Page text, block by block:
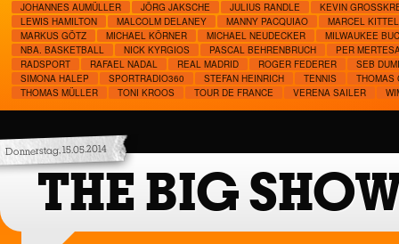
JOHANNES AUMÜLLER
JÖRG JAKSCHE JULIUS RANDLE
KEVIN
LEWIS HAMILTON
MALCOLM DELANEY MANNY PACQUIAO
MARCEL KITTEL
MARKUS GÖTZ
MICHAEL KÖRNER MICHAEL NEUDECKER
MILWAUKEE
NBA. BASKETBALL
NICK KYRGIOS PASCAL BEHRENBRUCH
PER
RADSPORT
RAFAEL NADAL REAL MADRID ROGER FEDERER
SEB
SIMONA HALEP
SPORTRADIO360 STEFAN HEINRICH TENNIS
THOMAS
THOMAS MÜLLER
TONI KROOS TOUR DE FRANCE VERENA SAILER
Donnerstag, 15.05.2014
THE BIG